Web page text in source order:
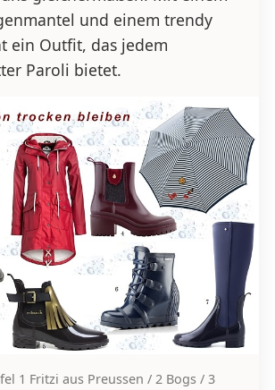
und einem trendy
ein Outfit, das jedem
Paroli bietet.
1 Fritzi aus Preussen / 2 Bogs / 3